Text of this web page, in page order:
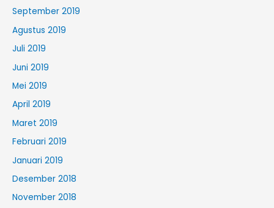
September 2019
Agustus 2019
Juli 2019
Juni 2019
Mei 2019
April 2019
Maret 2019
Februari 2019
Januari 2019
Desember 2018
November 2018